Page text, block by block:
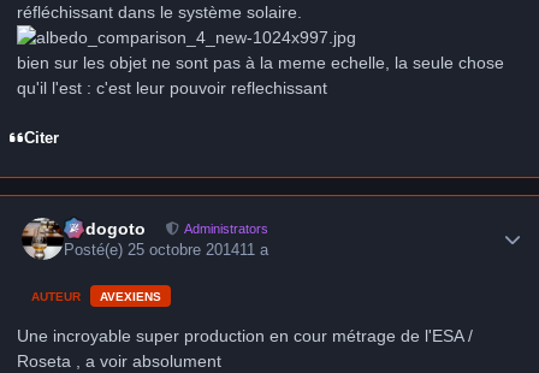
réfléchissant dans le système solaire.
bien sur les objet ne sont pas à la meme echelle, la seule chose
qu'il l'est : c'est leur pouvoir reflechissant
Citer
frédogoto Administrators
Posté(e)25 octobre 201411 a
AUTEUR AVEXIENS
Une incroyable super production en cour métrage de l'ESA /
Roseta , a voir absolument